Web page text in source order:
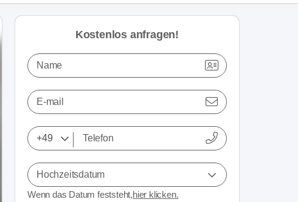
Kostenlos anfragen!
Name
E-mail
Hochzeitsdatum
Wenn das Datum feststeht,hier klicken.